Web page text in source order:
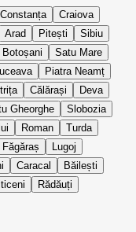
Constanța
Craiova
Arad Pitești
Sibiu
Botoșani
Satu Mare
Piatra Neamț
Călărași
Deva
Gheorghe
Slobozia
Roman
Turda
Făgăraș
Lugoj
Caracal
Băilești
Rădăuți